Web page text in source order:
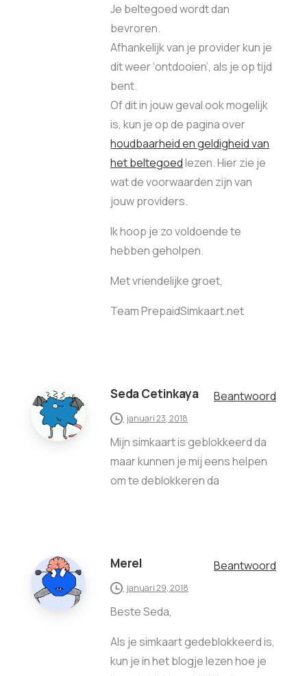
Je beltegoed wordt dan
bevroren.
Afhankelijk van je provider kun je
dit weer ‘ontdooien’, als je op tijd
bent.
Of dit in jouw geval ook mogelijk
is, kun je op de pagina over
houdbaarheid en geldigheid van
het beltegoedlezen. Hier zie je
wat de voorwaarden zijn van
jouw providers.
Ik hoop je zo voldoende te
hebben geholpen.
Met vriendelijke groet,
Team PrepaidSimkaart.net
Seda Cetinkaya Beantwoord
januari 23, 2018
Mijn simkaart is geblokkeerd da
maar kunnen je mij eens helpen
om te deblokkeren da
Merel Beantwoord
januari 29, 2018
Beste Seda,
Als je simkaart gedeblokkeerd is,
kun je in het blogje lezen hoe je